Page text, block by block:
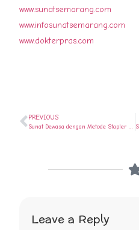
www.sunatsemarang.com
www.infosunatsemarang.com
www.dokterpras.com
PREVIOUS
Leave a Reply